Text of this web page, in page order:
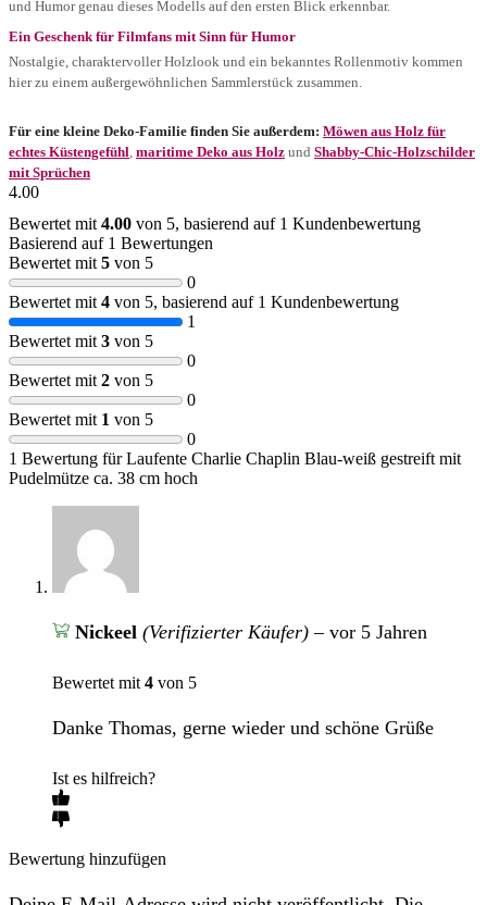
und Humor genau dieses Modells auf den ersten Blick erkennbar.
Ein Geschenk für Filmfans mit Sinn für Humor
Nostalgie, charaktervoller Holzlook und ein bekanntes Rollenmotiv kommen
hier zu einem außergewöhnlichen Sammlerstück zusammen.
Für eine kleine Deko-Familie finden Sie außerdem: Möwen aus Holz für
echtes Küstengefühl maritime Deko aus Holz und Shabby-Chic-Holzschilder
mit Sprüchen
4.00
Bewertet mit 4.00 von 5, basierend auf 1 Kundenbewertung
Basierend auf 1 Bewertungen
Bewertet mit 5 von 5
0
Bewertet mit 4 von 5, basierend auf 1 Kundenbewertung
1
Bewertet mit 3 von 5
0
Bewertet mit 2 von 5
0
Bewertet mit 1 von 5
0
1 Bewertung fürLaufente Charlie Chaplin Blau-weiß gestreift mit
Pudelmütze ca. 38 cm hoch
Nickeel (Verifizierter Käufer) – vor 5 Jahren
Bewertet mit 4 von 5
Danke Thomas, gerne wieder und schöne Grüße
Ist es hilfreich?
Bewertung hinzufügen